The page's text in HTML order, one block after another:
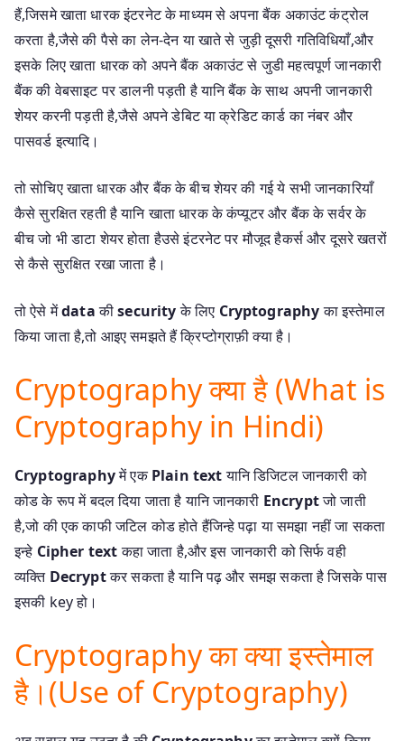
हैं,जिसमे खाता धारक इंटरनेट के माध्यम से अपना बैंक अकाउंट कंट्रोल
करता है,जैसे की पैसे का लेन-देन या खाते से जुड़ी दूसरी गतिविधियाँ,और
इसके लिए खाता धारक को अपने बैंक अकाउंट से जुडी महत्वपूर्ण जानकारी
बैंक की वेबसाइट पर डालनी पड़ती है यानि बैंक के साथ अपनी जानकारी
शेयर करनी पड़ती है,जैसे अपने डेबिट या क्रेडिट कार्ड का नंबर और
पासवर्ड इत्यादि।
तो सोचिए खाता धारक और बैंक के बीच शेयर की गई ये सभी जानकारियाँ
कैसे सुरक्षित रहती है यानि खाता धारक के कंप्यूटर और बैंक के सर्वर के
बीच जो भी डाटा शेयर होता हैउसे इंटरनेट पर मौजूद हैकर्स और दूसरे खतरों
से कैसे सुरक्षित रखा जाता है।
तो ऐसे मेंdataकीsecurityके लिए Cryptographyका इस्तेमाल
किया जाता है,तो आइए समझते हैं क्रिप्टोग्राफ़ी क्या है।
Cryptography क्या है (What is
Cryptography in Hindi)
Cryptographyमें एकPlain textयानि डिजिटल जानकारी को
कोड के रूप में बदल दिया जाता है यानि जानकारी Encryptजो जाती
है,जो की एक काफी जटिल कोड होते हैंजिन्हे पढ़ा या समझा नहीं जा सकता
इन्हे Cipher textकहा जाता है,और इस जानकारी को सिर्फ वही
व्यक्ति Decryptकर सकता है यानि पढ़ और समझ सकता है जिसके पास
इसकी key हो।
Cryptography का क्या इस्तेमाल
है।(Use of Cryptography)